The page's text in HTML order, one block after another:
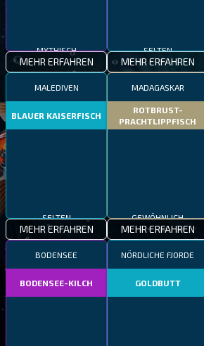
MYTHISCH
MEHR ERFAHREN
SELTEN
MEHR ERFAHREN
MALEDIVEN
BLAUER KAISERFISCH
SELTEN
MEHR ERFAHREN
MADAGASKAR
ROTBRUST-
PRACHTLIPPFISCH
GEWÖHNLICH
MEHR ERFAHREN
BODENSEE
BODENSEE-KILCH
NÖRDLICHE FJORDE
GOLDBUTT